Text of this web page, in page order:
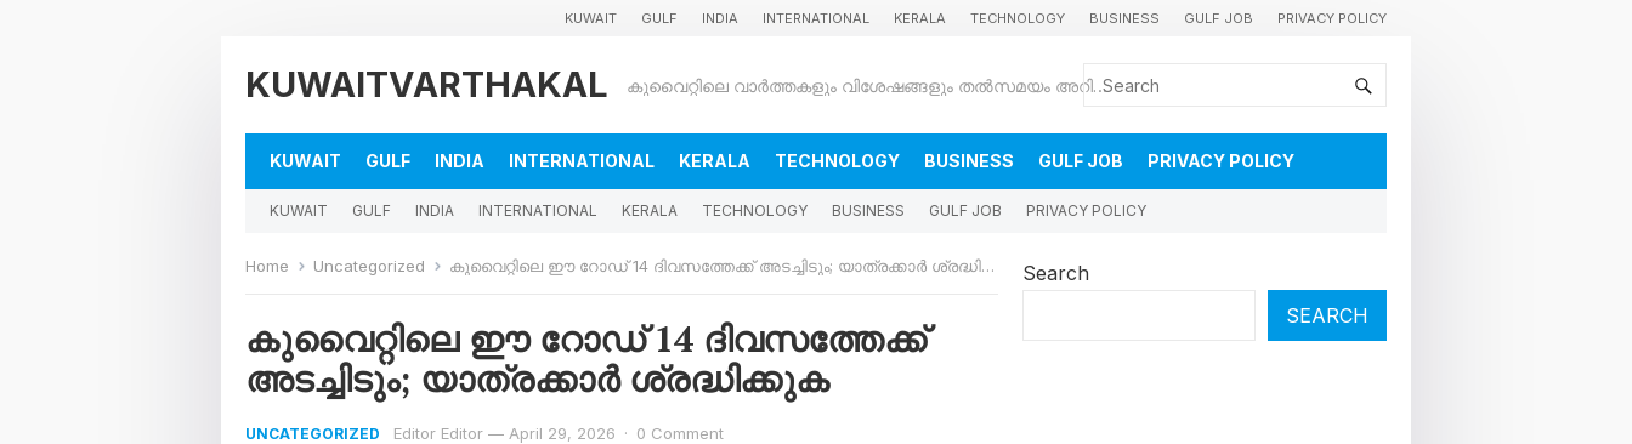
KUWAIT GULF INDIA INTERNATIONAL KERALA TECHNOLOGY BUSINESS GULF JOB PRIVACY POLICY
KUWAITVARTHAKAL കുവൈറ്റിലെ വാർത്തകളും വിശേഷങ്ങളും തൽസമയം അറിയാൻ
KUWAIT GULF INDIA INTERNATIONAL KERALA TECHNOLOGY BUSINESS GULF JOB PRIVACY POLICY
KUWAIT GULF INDIA INTERNATIONAL KERALA TECHNOLOGY BUSINESS GULF JOB PRIVACY POLICY
Home Uncategorized കുവൈറ്റിലെ ഈ റോഡ് 14 ദിവസത്തേക്ക് അടച്ചിടും; യാത്രക്കാർ ശ്രദ്ധിക്കുക
കുവൈറ്റിലെ ഈ റോഡ് 14 ദിവസത്തേക്ക്
അടച്ചിടും; യാത്രക്കാർ ശ്രദ്ധിക്കുക
UNCATEGORIZED Editor Editor — April 29, 2026 · 0 Comment
Search
SEARCH